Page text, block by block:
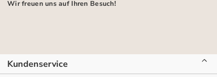
Wir freuen uns auf Ihren Besuch!
Kundenservice